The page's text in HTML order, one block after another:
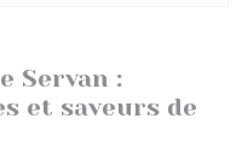
Servan :
et saveurs de